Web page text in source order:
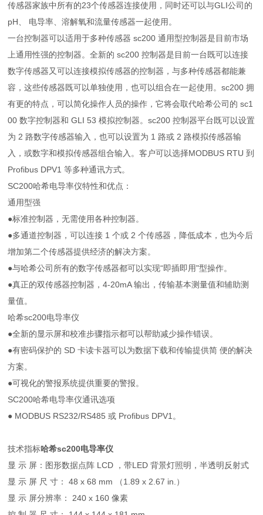
传感器家族中所有的23个传感器连接使用，同时还可以与GLI公司的
pH、 电导率、溶解氧和流量传感器一起使用。
一台控制器可以适用于多种传感器 sc200 通用型控制器是目前市场
上通用性强的控制器。全新的 sc200 控制器是目前一台既可以连接
数字传感器又可以连接模拟传感器的控制器，与多种传感器都能兼
容，这些传感器既可以单独使用，也可以组合在一起使用。sc200 拥
有更的特点，可以简化操作人员的操作，它将会取代哈希公司的 sc1
00 数字控制器和 GLI 53 模拟控制器。sc200 控制器平台既可以设置
为 2 路数字传感器输入，也可以设置为 1 路或 2 路模拟传感器输
入，或数字和模拟传感器组合输入。客户可以选择MODBUS RTU 到
Profibus DPV1 等多种通讯方式。
SC200哈希电导率仪特性和优点：
通用型强
●标准控制器，无需使用各种控制器。
●多通道控制器，可以连接 1 个或 2 个传感器，降低成本，也为今后
增加第二个传感器提供经济的解决方案。
●与哈希公司所有的数字传感器都可以实现“即插即用"型操作。
●真正的双传感器控制器，4-20mA 输出，传输基本测量值和辅助测
量值。
哈希sc200电导率仪
●全新的显示屏和校准步骤指示都可以帮助减少操作错误。
●有密码保护的 SD 卡读卡器可以为数据下载和传输提供简 便的解决
方案。
●可视化的警报系统提供重要的警报。
SC200哈希电导率仪通讯选项
● MODBUS RS232/RS485 或 Profibus DPV1。
技术指标哈希sc200电导率仪
显 示 屏：图形数据点阵 LCD ，带LED 背景灯照明，半透明反射式
显 示 屏 尺 寸： 48 x 68 mm （1.89 x 2.67 in.）
显 示 屏分辨率： 240 x 160 像素